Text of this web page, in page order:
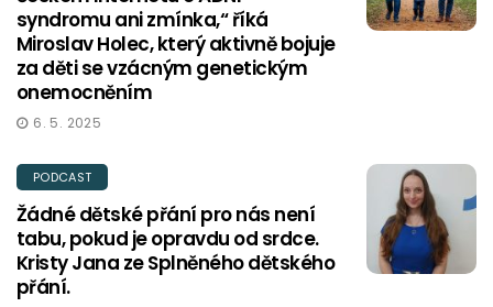
syndromu ani zmínka,“ říká
Miroslav Holec, který aktivně bojuje
za děti se vzácným genetickým
onemocněním
6. 5. 2025
PODCAST
Žádné dětské přání pro nás není
tabu, pokud je opravdu od srdce.
Kristy Jana ze Splněného dětského
přání.